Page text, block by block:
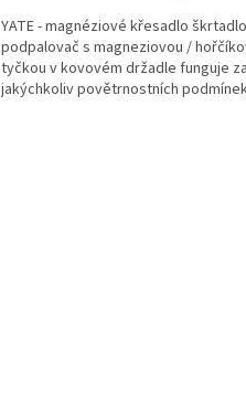
YATE - magnéziové křesadlo
podpalovač s magneziovou /
tyčkou v kovovém držadle funguje za
jakýchkoliv povětrnostních